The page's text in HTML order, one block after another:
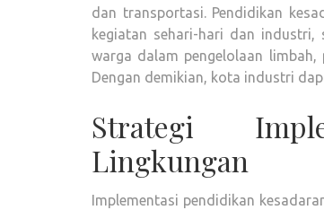
dan transportasi. Pendidikan
kegiatan sehari-hari dan
warga dalam pengelolaan limbah,
Dengan demikian, kota industri
Strategi
Lingkungan
Implementasi pendidikan